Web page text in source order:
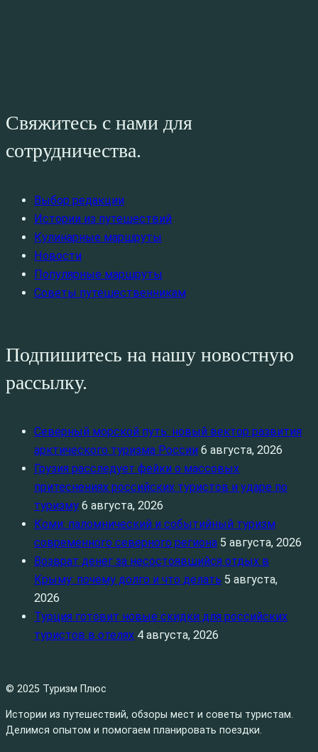
Свяжитесь с нами для
сотрудничества.
Выбор редакции
Истории из путешествий
Кулинарные маршруты
Новости
Популярные маршруты
Советы путешественникам
Подпишитесь на нашу новостную
рассылку.
Северный морской путь: новый вектор развития
арктического туризма России 6 августа, 2026
Грузия расследует фейки о массовых
притеснениях российских туристов и ударе по
туризму 6 августа, 2026
Коми: паломнический и событийный туризм
современного северного региона 5 августа, 2026
Возврат денег за несостоявшийся отдых в
Крыму: почему долго и что делать 5 августа,
2026
Турция готовит новые скидки для российских
туристов в отелях 4 августа, 2026
© 2025 Туризм Плюс
Истории из путешествий, обзоры мест и советы туристам.
Делимся опытом и помогаем планировать поездки.